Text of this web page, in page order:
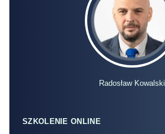
Radosław Kowalski
SZKOLENIE ONLINE